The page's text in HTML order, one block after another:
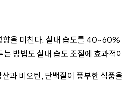
을 미친다. 실내 습도를
방법도 실내 습도 조절에 효과적
과 비오틴, 단백질이 풍부한 식품